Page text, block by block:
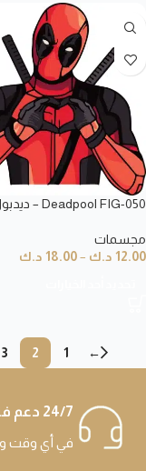
Deadpool FIG-050 – ديدبول
مجسمات
12.00 د.ك –
18.00 د.ك
←
1
2
3
24/7 دعم فني
في أي وقت